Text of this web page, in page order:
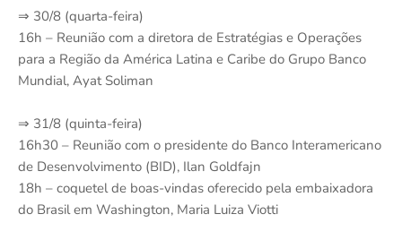
⇒ 30/8 (quarta-feira)
16h – Reunião com a diretora de Estratégias e Operações
para a Região da América Latina e Caribe do Grupo Banco
Mundial, Ayat Soliman
⇒ 31/8 (quinta-feira)
16h30 – Reunião com o presidente do Banco Interamericano
de Desenvolvimento (BID), Ilan Goldfajn
18h – coquetel de boas-vindas oferecido pela embaixadora
do Brasil em Washington, Maria Luiza Viotti